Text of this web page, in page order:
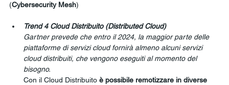
(Cybersecurity Mesh)
Trend 4 Cloud Distribuito (Distributed Cloud)
Gartner prevede che entro il 2024, la maggior parte delle
piattaforme di servizi cloud fornirà almeno alcuni servizi
cloud distribuiti, che vengono eseguiti al momento del
bisogno.
Con il Cloud Distribuito è possibile remotizzare in diverse